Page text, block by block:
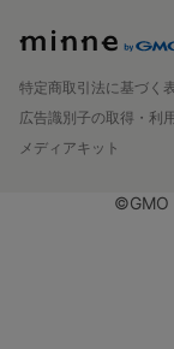
特定商取引法に基づく
広告識別子の取得・利用
メディアキット
©GMO